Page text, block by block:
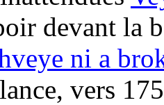
devant la
ni a
vers